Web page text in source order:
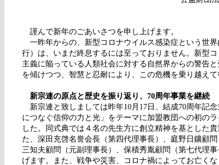
謹んで新年のごあいさつを申し上げます。
一昨年からの、新型コロナウイルス感染症という世
行）は、いまだ終息するには至っておりません。新型
主義に陥っている人類社会に対する自然界からの警告
を傾けつつ、智慧と忍耐により、この危機を乗り越えて
新宗連の原点と歴史を振り返り、70周年事業を継続
新宗連と致しましては昨年10月17日、結成70周年記
につなぐ信仰の力と光」をテーマに加盟教団への初の
した。同式典では４名の先生方に創立精神を基とした
た、深田充啓名誉会長（第四代理事長）、庭野日鑛顧
三知夫顧問（元副理事長）、保積秀胤顧問（第七代理
げます。また、戦争や災害、コロナ禍によってお亡く